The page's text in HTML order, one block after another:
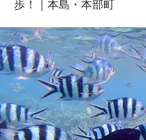
歩！｜本島・本部町